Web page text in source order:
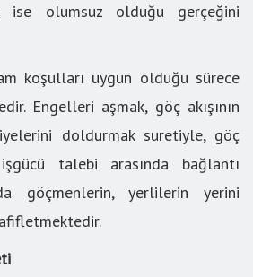
ise olumsuz olduğu gerçeğini
koşulları uygun olduğu sürece
Engelleri aşmak, göç akışının
doldurmak suretiyle, göç
talebi arasında bağlantı
göçmenlerin, yerlilerin yerini